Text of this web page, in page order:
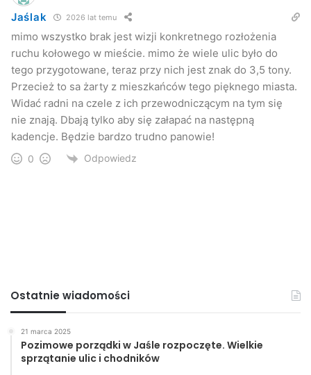
Jaślak 2026 lat temu
mimo wszystko brak jest wizji konkretnego rozłożenia
ruchu kołowego w mieście. mimo że wiele ulic było do
tego przygotowane, teraz przy nich jest znak do 3,5 tony.
Przecież to sa żarty z mieszkańców tego pięknego miasta.
Widać radni na czele z ich przewodniczącym na tym się
nie znają. Dbają tylko aby się załapać na następną
kadencje. Będzie bardzo trudno panowie!
0 Odpowiedz
Ostatnie wiadomości
21 marca 2025
Pozimowe porządki w Jaśle rozpoczęte. Wielkie
sprzątanie ulic i chodników